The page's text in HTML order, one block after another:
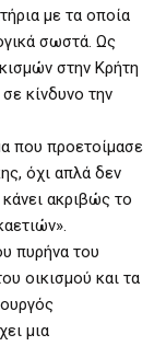
με τα οποία
σωστά. Ως
στην Κρήτη
κίνδυνο την
που προετοίμασε
όχι απλά δεν
ακριβώς το
πυρήνα του
οικισμού και τα
μια